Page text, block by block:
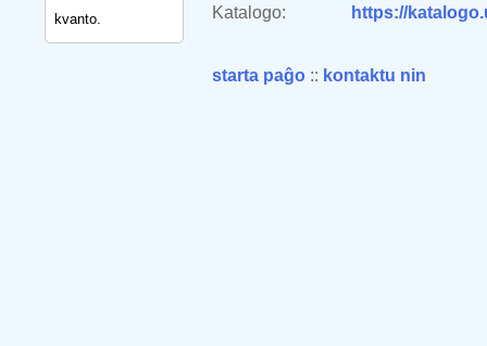
kvanto.
Katalogo:
https://
starta paĝo :: kontaktu nin